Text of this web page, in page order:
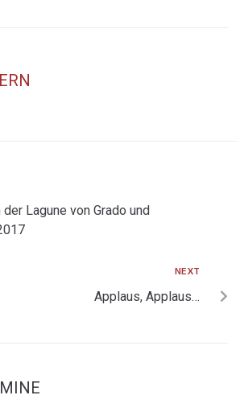
Lagune von Grado und
NEXT
Applaus, Applaus…